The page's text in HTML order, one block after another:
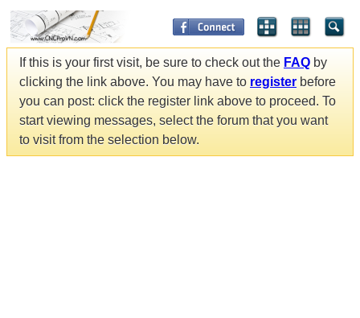
If this is your first visit, be sure to check out the FAQ by
clicking the link above. You may have to register before
you can post: click the register link above to proceed. To
start viewing messages, select the forum that you want
to visit from the selection below.